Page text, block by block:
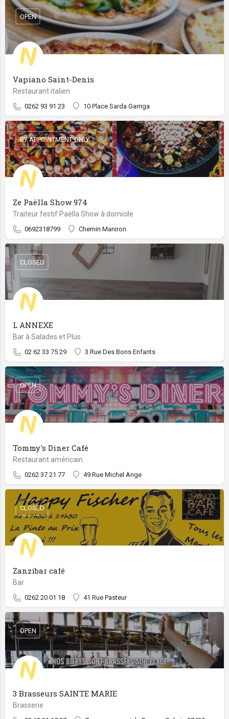
Vapiano Saint-Denis
Restaurant italien
0262 93 91 23 10 Place Sarda Garriga
OPEN
Ze Paëlla Show 974
Traiteur festif Paëlla Show à domicile
0692318799 Chemin Maniron
BY APPOINTMENT ONLY
L ANNEXE
Bar à Salades et Plus
02 62 33 75 29 3 Rue Des Bons Enfants
CLOSED
Tommy's Diner Café
Restaurant américain
0262 37 21 77 49 Rue Michel Ange
OPEN
Zanzibar café
Bar
0262 20 01 18 41 Rue Pasteur
CLOSED
3 Brasseurs SAINTE MARIE
Brasserie
OPEN